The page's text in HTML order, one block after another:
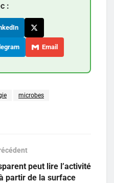
:
Email
microbes
peut lire l’activité
partir de la surface